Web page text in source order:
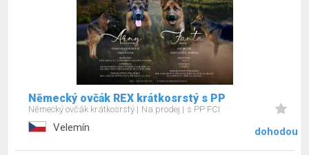
Německý ovčák REX krátkosrstý s PP
Německý ovčák krátkosrstý Na prodej s PP FCI
Velemín dohodou